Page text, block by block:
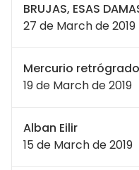
BRUJAS, ESAS
27 de March de 2019
Mercurio retrógrado
19 de March de 2019
Alban Eilir
15 de March de 2019